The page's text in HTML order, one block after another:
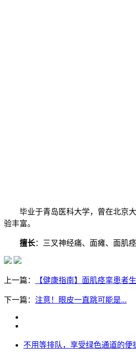
毕业于青岛医科大学，曾在北京大
验丰富。
擅长：三叉神经痛、面瘫、面肌
上一篇： 【健康指南】面肌痉挛患者
下一篇： 注意！眼皮一直跳可能是...
不用等排队，享受绿色通道的便